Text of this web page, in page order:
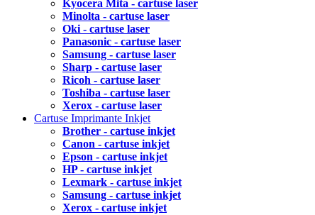
Kyocera Mita - cartuse laser
Minolta - cartuse laser
Oki - cartuse laser
Panasonic - cartuse laser
Samsung - cartuse laser
Sharp - cartuse laser
Ricoh - cartuse laser
Toshiba - cartuse laser
Xerox - cartuse laser
Cartuse Imprimante Inkjet
Brother - cartuse inkjet
Canon - cartuse inkjet
Epson - cartuse inkjet
HP - cartuse inkjet
Lexmark - cartuse inkjet
Samsung - cartuse inkjet
Xerox - cartuse inkjet